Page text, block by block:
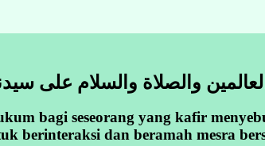
والصلاة والسلام على
bagi seseorang yang kafir
berinteraksi dan beramah mesra